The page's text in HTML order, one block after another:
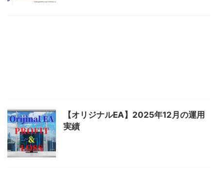
【オリジナルEA】2025年12月の運用
実績